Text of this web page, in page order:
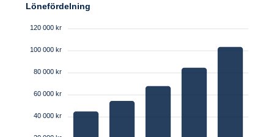
Lönefördelning
120 000 kr
100 000 kr
80 000 kr
60 000 kr
40 000 kr